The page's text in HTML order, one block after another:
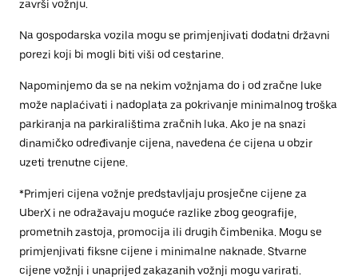
završi vožnju.
Na gospodarska vozila mogu se primjenjivati dodatni državni
porezi koji bi mogli biti viši od cestarine.
Napominjemo da se na nekim vožnjama do i od zračne luke
može naplaćivati i nadoplata za pokrivanje minimalnog troška
parkiranja na parkiralištima zračnih luka. Ako je na snazi
dinamičko određivanje cijena, navedena će cijena u obzir
uzeti trenutne cijene.
*Primjeri cijena vožnje predstavljaju prosječne cijene za
UberX i ne odražavaju moguće razlike zbog geografije,
prometnih zastoja, promocija ili drugih čimbenika. Mogu se
primjenjivati fiksne cijene i minimalne naknade. Stvarne
cijene vožnji i unaprijed zakazanih vožnji mogu varirati.